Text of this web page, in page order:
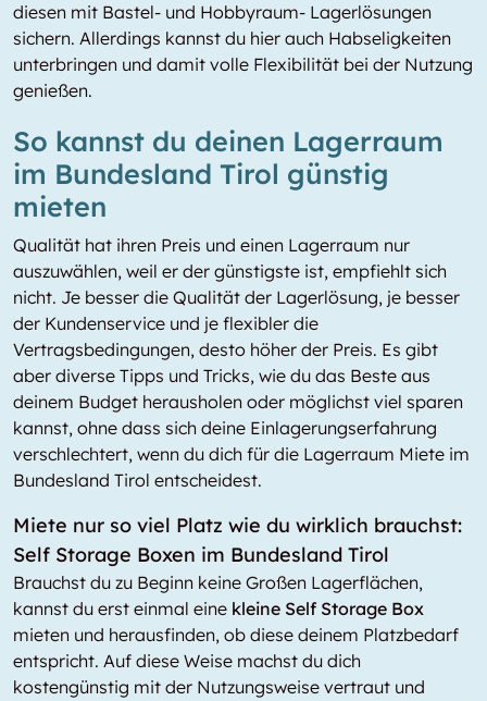
diesen mit Bastel- und Hobbyraum- Lagerlösungen
sichern. Allerdings kannst du hier auch Habseligkeiten
unterbringen und damit volle Flexibilität bei der Nutzung
genießen.
So kannst du deinen Lagerraum
im Bundesland Tirol günstig
mieten
Qualität hat ihren Preis und einen Lagerraum nur
auszuwählen, weil er der günstigste ist, empfiehlt sich
nicht. Je besser die Qualität der Lagerlösung, je besser
der Kundenservice und je flexibler die
Vertragsbedingungen, desto höher der Preis. Es gibt
aber diverse Tipps und Tricks, wie du das Beste aus
deinem Budget herausholen oder möglichst viel sparen
kannst, ohne dass sich deine Einlagerungserfahrung
verschlechtert, wenn du dich für die Lagerraum Miete im
Bundesland Tirol entscheidest.
Miete nur so viel Platz wie du wirklich brauchst:
Self Storage Boxen im Bundesland Tirol
Brauchst du zu Beginn keine Großen Lagerflächen,
kannst du erst einmal eine kleine Self Storage Box
mieten und herausfinden, ob diese deinem Platzbedarf
entspricht. Auf diese Weise machst du dich
kostengünstig mit der Nutzungsweise vertraut und